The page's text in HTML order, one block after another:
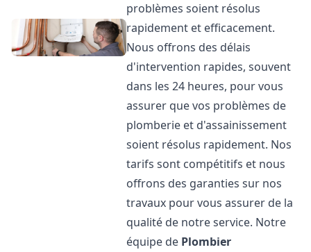
problèmes soient résolus
rapidement et efficacement.
Nous offrons des délais
d'intervention rapides, souvent
dans les 24 heures, pour vous
assurer que vos problèmes de
plomberie et d'assainissement
soient résolus rapidement. Nos
tarifs sont compétitifs et nous
offrons des garanties sur nos
travaux pour vous assurer de la
qualité de notre service. Notre
équipe de Plombier